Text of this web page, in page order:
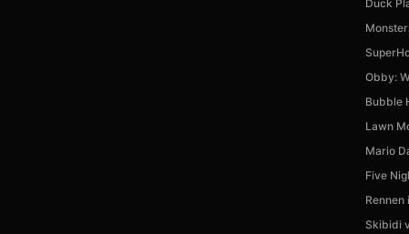
Duck
Obby:
Bubble
Lawn
Mario
Five
Rennen
Skibidi